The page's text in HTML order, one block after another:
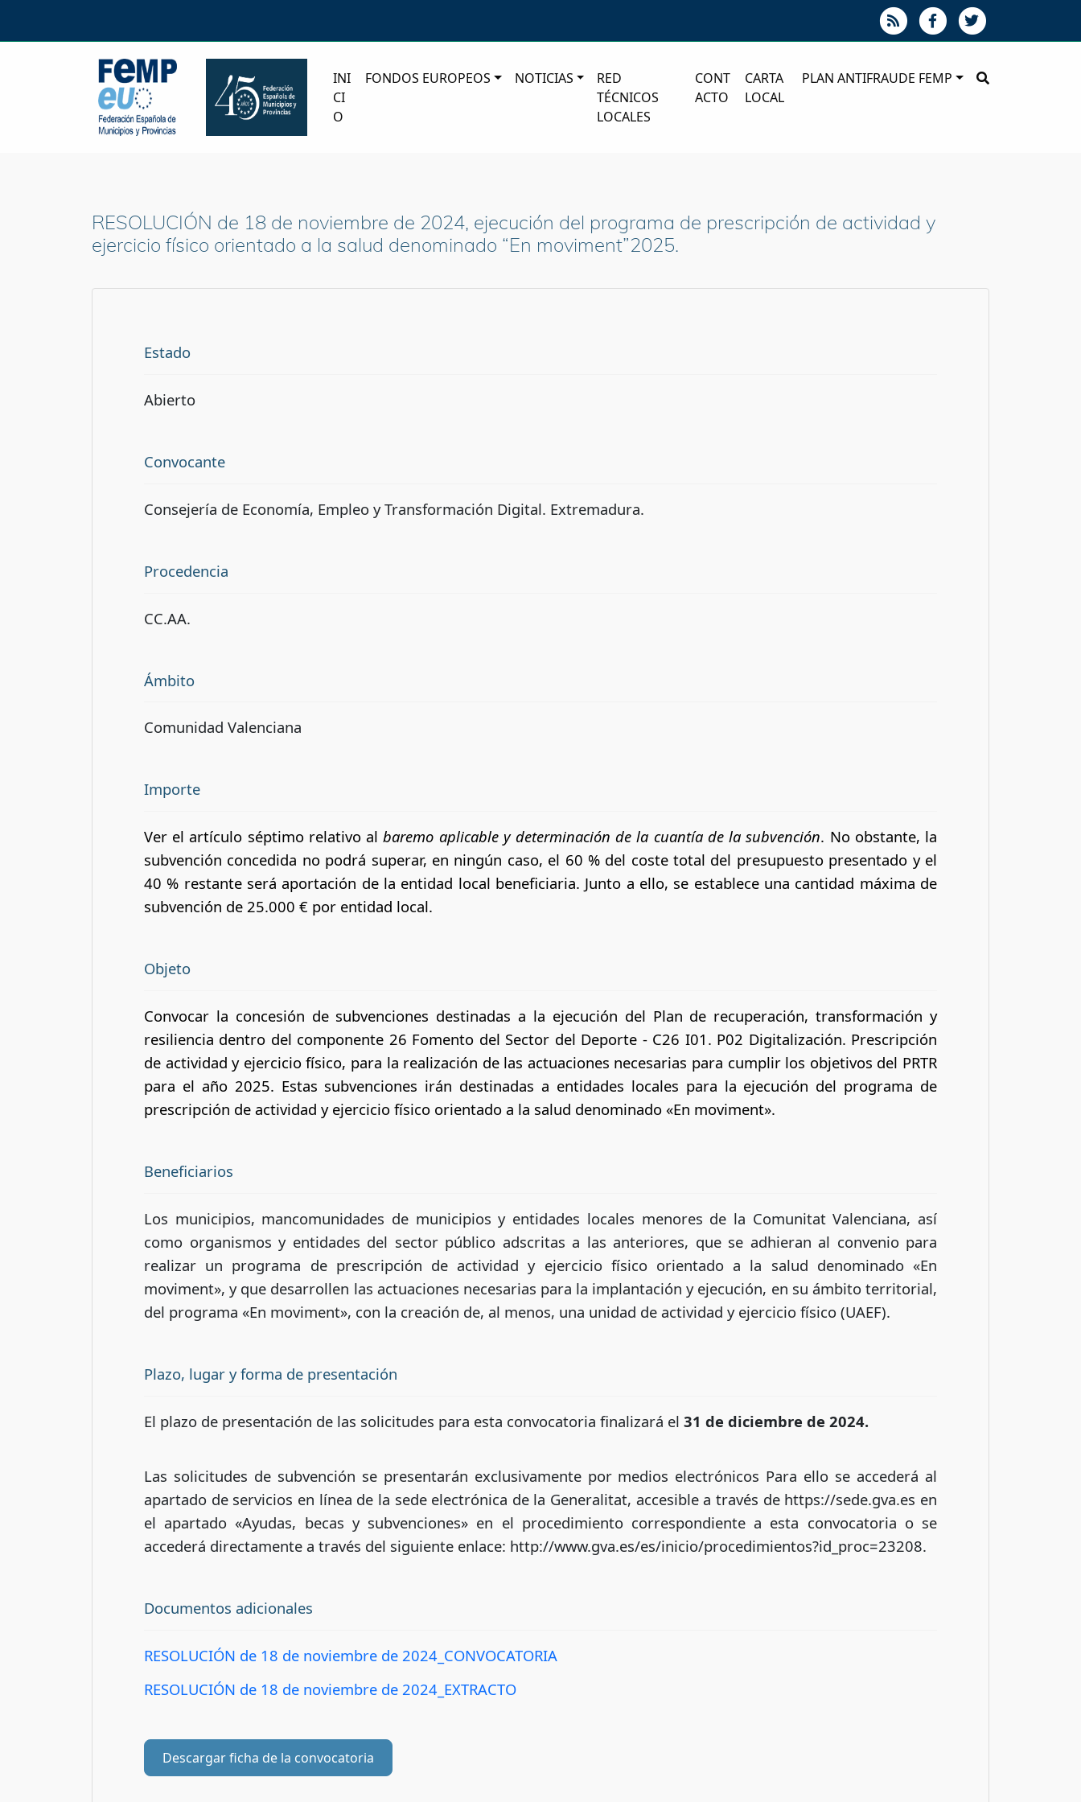
INI
CI
O
FONDOS EUROPEOS NOTICIAS
RED
TÉCNICOS
LOCALES
CONT
ACTO
CARTA
LOCAL
PLAN ANTIFRAUDE FEMP
RESOLUCIÓN de 18 de noviembre de 2024, ejecución del programa de prescripción de actividad y
ejercicio físico orientado a la salud denominado “En moviment”2025.
Estado
Abierto
Convocante
Consejería de Economía, Empleo y Transformación Digital. Extremadura.
Procedencia
CC.AA.
Ámbito
Comunidad Valenciana
Importe
Ver el artículo séptimo relativo al baremo aplicable y determinación de la cuantía de la subvención. No obstante, la
subvención concedida no podrá superar, en ningún caso, el 60 % del coste total del presupuesto presentado y el
40 % restante será aportación de la entidad local beneficiaria. Junto a ello, se establece una cantidad máxima de
subvención de 25.000 € por entidad local.
Objeto
Convocar la concesión de subvenciones destinadas a la ejecución del Plan de recuperación, transformación y
resiliencia dentro del componente 26 Fomento del Sector del Deporte - C26 I01. P02 Digitalización. Prescripción
de actividad y ejercicio físico, para la realización de las actuaciones necesarias para cumplir los objetivos del PRTR
para el año 2025. Estas subvenciones irán destinadas a entidades locales para la ejecución del programa de
prescripción de actividad y ejercicio físico orientado a la salud denominado «En moviment».
Beneficiarios
Los municipios, mancomunidades de municipios y entidades locales menores de la Comunitat Valenciana, así
como organismos y entidades del sector público adscritas a las anteriores, que se adhieran al convenio para
realizar un programa de prescripción de actividad y ejercicio físico orientado a la salud denominado «En
moviment», y que desarrollen las actuaciones necesarias para la implantación y ejecución, en su ámbito territorial,
del programa «En moviment», con la creación de, al menos, una unidad de actividad y ejercicio físico (UAEF).
Plazo, lugar y forma de presentación
El plazo de presentación de las solicitudes para esta convocatoria finalizará el 31 de diciembre de 2024.
Las solicitudes de subvención se presentarán exclusivamente por medios electrónicos Para ello se accederá al
apartado de servicios en línea de la sede electrónica de la Generalitat, accesible a través de https://sede.gva.es en
el apartado «Ayudas, becas y subvenciones» en el procedimiento correspondiente a esta convocatoria o se
accederá directamente a través del siguiente enlace: http://www.gva.es/es/inicio/procedimientos?id_proc=23208.
Documentos adicionales
RESOLUCIÓN de 18 de noviembre de 2024_CONVOCATORIA
RESOLUCIÓN de 18 de noviembre de 2024_EXTRACTO
Descargar ficha de la convocatoria